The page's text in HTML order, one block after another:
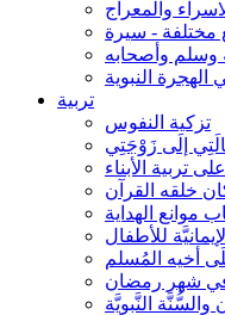
والمعراج
مختلفة - سيرة
وسلم وأصحابه
الهجرة النبوية
تربية
تزكية النفوس
إلَى زَوْجَتِي
تربية الأبناء
خلقه القرآن
موانع الهداية
للأطفال
أخيه المُسلم
في شهر رمضان
والسُّنَّة النَّبويَّة